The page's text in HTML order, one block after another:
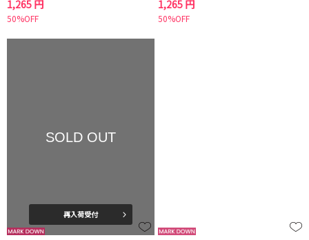
1,265 円
50%OFF
1,265 円
50%OFF
SOLD OUT
再入荷受付